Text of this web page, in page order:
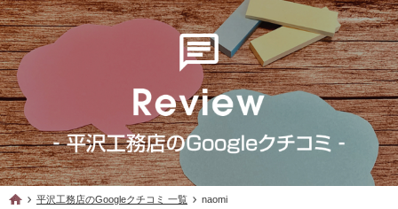
平沢工務店のGoogleクチコミ 一覧 naomi